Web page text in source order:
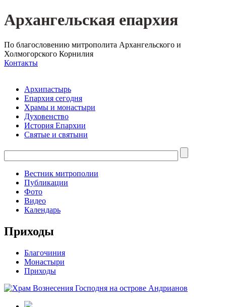
Архангельская епархия
По благословению митрополита Архангельского и
Холмогорского Корнилия
Контакты
Архипастырь
Епархия сегодня
Храмы и монастыри
Духовенство
История Епархии
Святые и святыни
Вестник митрополии
Публикации
Фото
Видео
Календарь
Приходы
Благочиния
Монастыри
Приходы